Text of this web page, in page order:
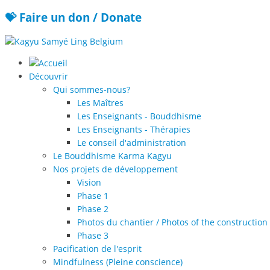
💝 Faire un don / Donate
Découvrir
Qui sommes-nous?
Les Maîtres
Les Enseignants - Bouddhisme
Les Enseignants - Thérapies
Le conseil d'administration
Le Bouddhisme Karma Kagyu
Nos projets de développement
Vision
Phase 1
Phase 2
Photos du chantier / Photos of the construction
Phase 3
Pacification de l'esprit
Mindfulness (Pleine conscience)